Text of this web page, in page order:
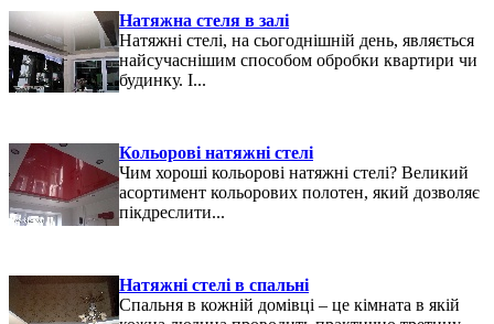
Натяжна стеля в залі
Натяжні стелі, на сьогоднішній день, являється
найсучаснішим способом обробки квартири чи
будинку. І...
Кольорові натяжні стелі
Чим хороші кольорові натяжні стелі? Великий
асортимент кольорових полотен, який дозволяє
пікдреслити...
Натяжні стелі в спальні
Спальня в кожній домівці – це кімната в якій